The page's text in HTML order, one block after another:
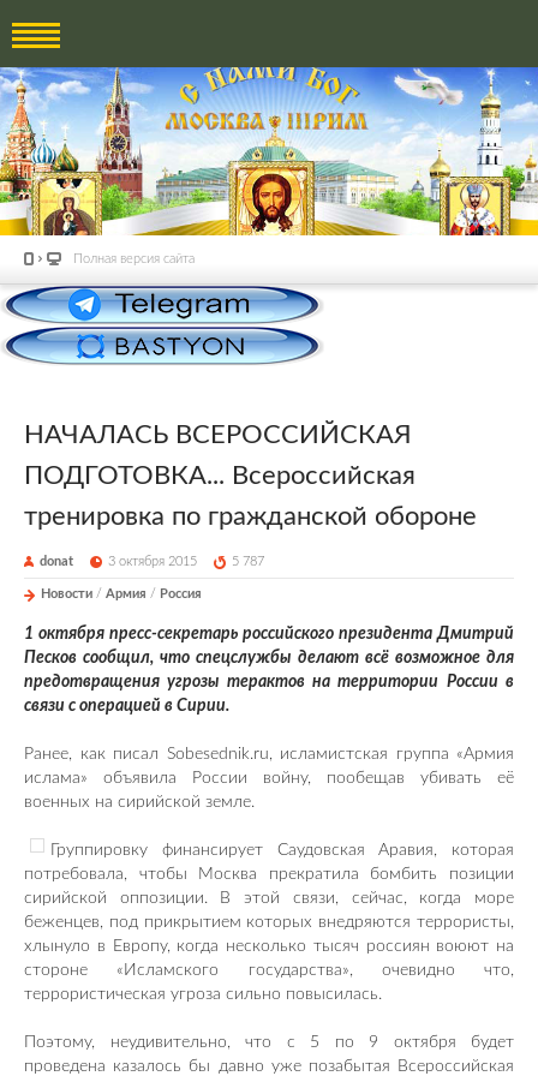
Полная версия сайта
НАЧАЛАСЬ ВСЕРОССИЙСКАЯ
ПОДГОТОВКА... Всероссийская
тренировка по гражданской обороне
donat 3 октября 2015 5 787
Новости / Армия / Россия
1 октября пресс-секретарь российского президента Дмитрий
Песков сообщил, что спецслужбы делают всё возможное для
предотвращения угрозы терактов на территории России в
связи с операцией в Сирии.
Ранее, как писал Sobesednik.ru, исламистская группа «Армия
ислама» объявила России войну, пообещав убивать её
военных на сирийской земле.
Группировку финансирует Саудовская Аравия, которая
потребовала, чтобы Москва прекратила бомбить позиции
сирийской оппозиции. В этой связи, сейчас, когда море
беженцев, под прикрытием которых внедряются террористы,
хлынуло в Европу, когда несколько тысяч россиян воюют на
стороне «Исламского государства», очевидно что,
террористическая угроза сильно повысилась.
Поэтому, неудивительно, что с 5 по 9 октября будет
проведена казалось бы давно уже позабытая Всероссийская